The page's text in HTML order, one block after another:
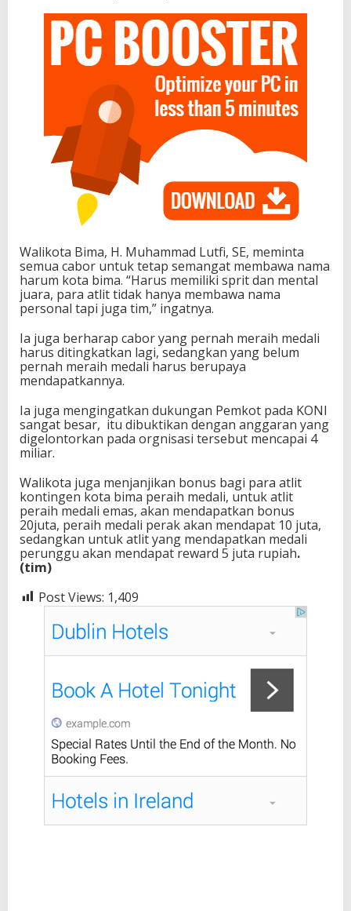
Walikota Bima, H. Muhammad Lutfi, SE, meminta
semua cabor untuk tetap semangat membawa nama
harum kota bima. “Harus memiliki sprit dan mental
juara, para atlit tidak hanya membawa nama
personal tapi juga tim,” ingatnya.
Ia juga berharap cabor yang pernah meraih medali
harus ditingkatkan lagi, sedangkan yang belum
pernah meraih medali harus berupaya
mendapatkannya.
Ia juga mengingatkan dukungan Pemkot pada KONI
sangat besar, itu dibuktikan dengan anggaran yang
digelontorkan pada orgnisasi tersebut mencapai 4
miliar.
Walikota juga menjanjikan bonus bagi para atlit
kontingen kota bima peraih medali, untuk atlit
peraih medali emas, akan mendapatkan bonus
20juta, peraih medali perak akan mendapat 10 juta,
sedangkan untuk atlit yang mendapatkan medali
perunggu akan mendapat reward 5 juta rupiah.
(tim)
Post Views: 1,409